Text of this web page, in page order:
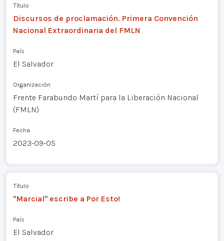
Título
Discursos de proclamación. Primera Convención
Nacional Extraordinaria del FMLN
País
El Salvador
Organización
Frente Farabundo Martí para la Liberación Nacional
(FMLN)
Fecha
2023-09-05
Título
"Marcial" escribe a Por Esto!
País
El Salvador